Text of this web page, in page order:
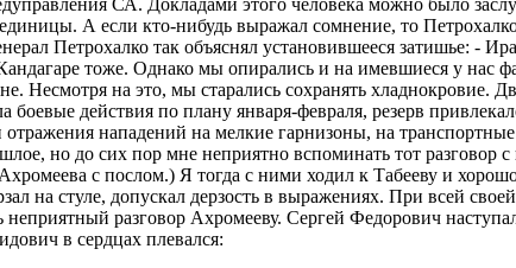
СА. Докладами этого человека можно было
А если кто-нибудь выражал сомнение, то
Петрохалко так объяснял установившееся затишье: -
тоже. Однако мы опирались и на имевшиеся у нас
Несмотря на это, мы старались сохранять хладнокровие.
действия по плану января-февраля, резерв
нападений на мелкие гарнизоны, на
но до сих пор мне неприятно вспоминать тот разговор
с послом.) Я тогда с ними ходил к Табееву и
на стуле, допускал дерзость в выражениях. При всей
разговор Ахромееву. Сергей Федорович
в сердцах плевался: